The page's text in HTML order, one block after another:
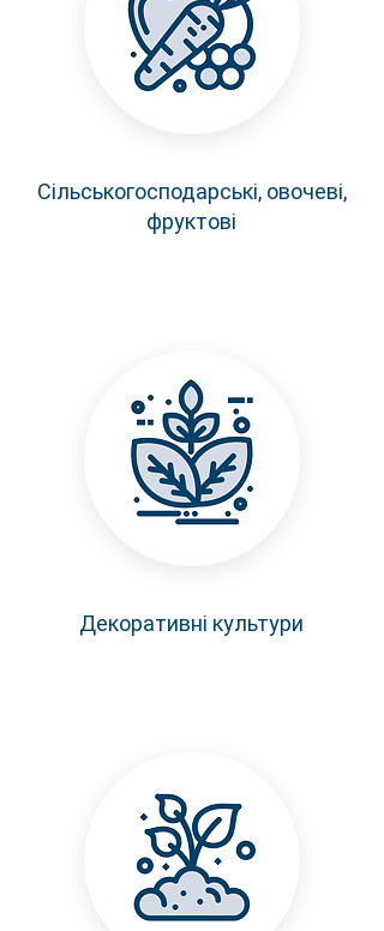
Сільськогосподарські, овочеві,
фруктові
Декоративні культури